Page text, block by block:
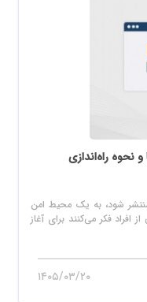
نحوه راه‌اندازی
شود، به یک محیط امن
افراد فکر می‌کنند برای آغاز
۱۴۰۵/۰۳/۲۰